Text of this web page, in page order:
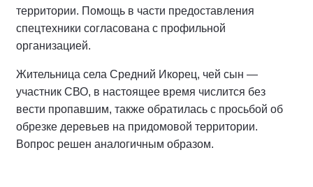
территории. Помощь в части предоставления
спецтехники согласована с профильной
организацией.
Жительница села Средний Икорец, чей сын —
участник СВО, в настоящее время числится без
вести пропавшим, также обратилась с просьбой об
обрезке деревьев на придомовой территории.
Вопрос решен аналогичным образом.